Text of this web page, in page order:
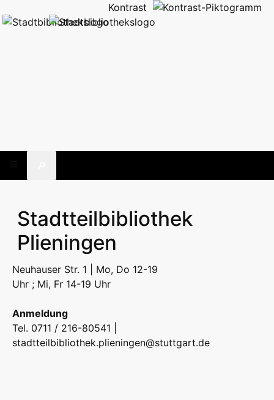
Kontrast
Stadtteilbibliothek
Plieningen
Neuhauser Str. 1 | Mo, Do 12-19
Uhr ; Mi, Fr 14-19 Uhr
Anmeldung
Tel. 0711 / 216-80541 |
stadtteilbibliothek.plieningen@stuttgart.de